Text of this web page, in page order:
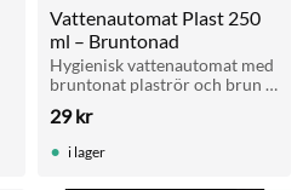
Vattenautomat Plast 250
ml – Bruntonad
Hygienisk vattenautomat med
bruntonat plaströr och brun
för smidig utvändig
montering på fågelburen.
29kr
i lager